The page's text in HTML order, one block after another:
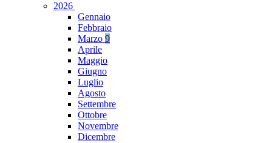
2026
Gennaio
Febbraio
Marzo 9
Aprile
Maggio
Giugno
Luglio
Agosto
Settembre
Ottobre
Novembre
Dicembre